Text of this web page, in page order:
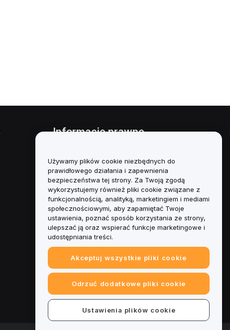
Informacje prawne
interesów
Podsumowanie polityki
powiernictwa i zarządzania
Informacje ESG
Biuletyny informacyjne
kryptoaktywów
Używamy plików cookie niezbędnych do
prawidłowego działania i zapewnienia
bezpieczeństwa tej strony. Za Twoją zgodą
wykorzystujemy również pliki cookie związane z
funkcjonalnością, analityką, marketingiem i mediami
społecznościowymi, aby zapamiętać Twoje
ustawienia, poznać sposób korzystania ze strony,
ulepszać ją oraz wspierać funkcje marketingowe i
udostępniania treści.
Akceptuj wszystkie pliki cookie
Odrzuć dodatkowe pliki cookie
Ustawienia plików cookie